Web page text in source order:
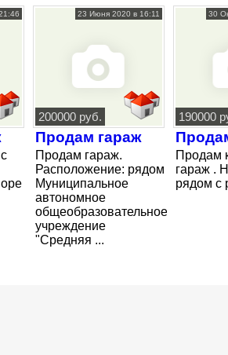
23 Июня 2020 в 16:11
200000 руб.
Продам гараж
Продам гараж.
Расположение: рядом
Муниципальное
автономное
общеобразовательное
учреждение
"Средняя ...
30
190000
Продам
гараж .
рядом с